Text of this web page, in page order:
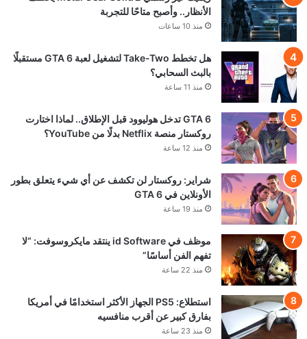
الأنظار.. وأصبح متاحًا للتجربة
منذ 10 ساعات
هل تخطط Take-Two لتشغيل لعبة GTA 6 مستقبلًا
بالبث السحابي؟
منذ 11 ساعة
GTA 6 تدخل هوليوود قبل الإطلاق.. لماذا اختارت
روكستار منصة Netflix بدلًا من YouTube؟
منذ 12 ساعة
شراير: روكستار لن تكشف عن أي شيء يتعلق بطور
الأونلاين في GTA 6
منذ 19 ساعة
موظف في id Software ينتقد مايكروسوفت: “لا
تفهم الفن أساسًا”
منذ 22 ساعة
استطلاع: PS5 الجهاز الأكثر استخدامًا في أمريكا
بفارق كبير عن أقرب منافسيه
منذ 23 ساعة